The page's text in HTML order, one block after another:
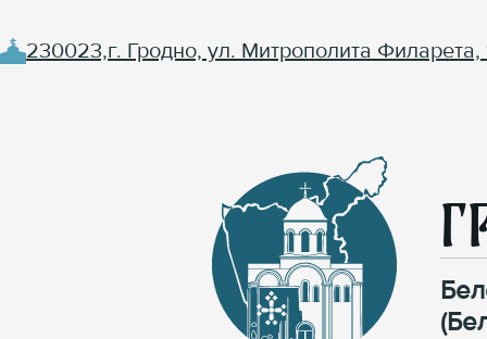
230023,г. Гродно, ул. Митрополита Филарета,